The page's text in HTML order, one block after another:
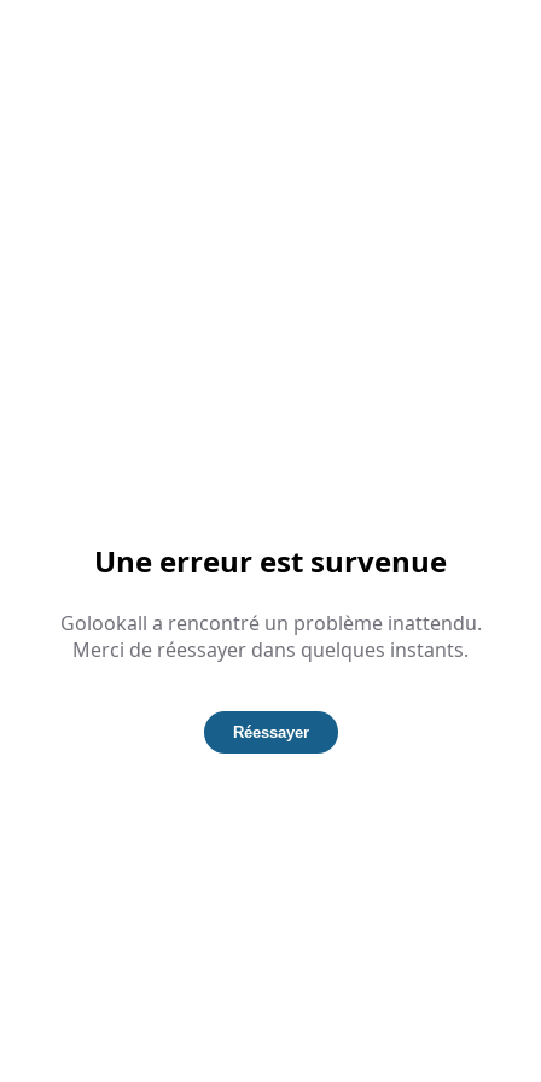
Une erreur est survenue
Golookall a rencontré un problème inattendu.
Merci de réessayer dans quelques instants.
Réessayer